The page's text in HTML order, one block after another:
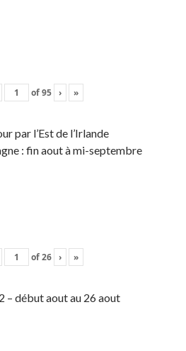
of95 › »
par l’Est de l’Irlande
: fin aout à mi-septembre
of26 › »
– début aout au 26 aout